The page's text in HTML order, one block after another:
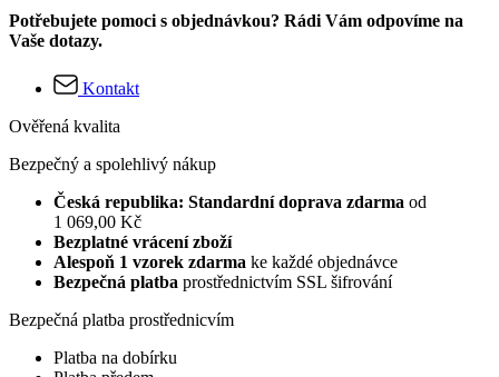
Potřebujete pomoci s objednávkou? Rádi Vám odpovíme na
Vaše dotazy.
Kontakt
Ověřená kvalita
Bezpečný a spolehlivý nákup
Česká republika: Standardní doprava zdarma od
1 069,00 Kč
Bezplatné vrácení zboží
Alespoň 1 vzorek zdarma ke každé objednávce
Bezpečná platba prostřednictvím SSL šifrování
Bezpečná platba prostřednicvím
Platba na dobírku